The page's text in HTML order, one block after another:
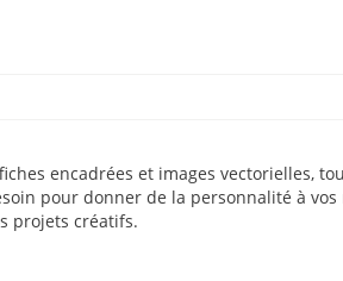
encadrées et images vectorielles,
pour donner de la personnalité à
projets créatifs.